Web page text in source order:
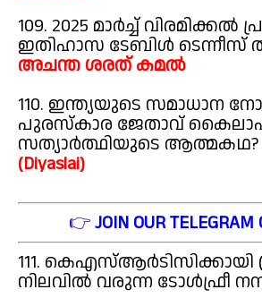
109. 2025 മാർച്ച് വിരമിക്കൽ
ഇതിഹാസ ടേബിള്‍ ടെന്നീസ്
അചന്ത ശരത് കമൽ
110. ഇന്ത്യയുടെ സമാധാന
പുരസ്കാര ജേതാവ്
സത്യാർത്ഥിയുടെ ആത്മകഥ?
(Diyaslai)
👉JOIN OUR TELEGRAM
111. കെഎസ്ആർടിസിക്കായി
നിലവിൽ വരുന്ന ടോൾഫ്രീ